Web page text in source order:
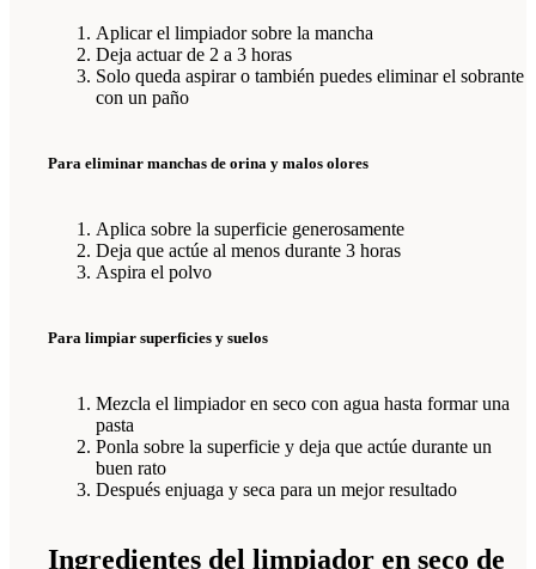
Aplicar el limpiador sobre la mancha
Deja actuar de 2 a 3 horas
Solo queda aspirar o también puedes eliminar el sobrante
con un paño
Para eliminar manchas de orina y malos olores
Aplica sobre la superficie generosamente
Deja que actúe al menos durante 3 horas
Aspira el polvo
Para limpiar superficies y suelos
Mezcla el limpiador en seco con agua hasta formar una
pasta
Ponla sobre la superficie y deja que actúe durante un
buen rato
Después enjuaga y seca para un mejor resultado
Ingredientes del limpiador en seco de